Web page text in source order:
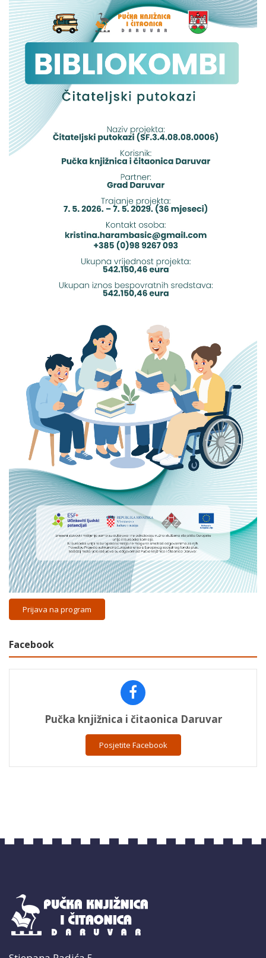
Prijava na program
Facebook
Pučka knjižnica i čitaonica Daruvar
Posjetite Facebook